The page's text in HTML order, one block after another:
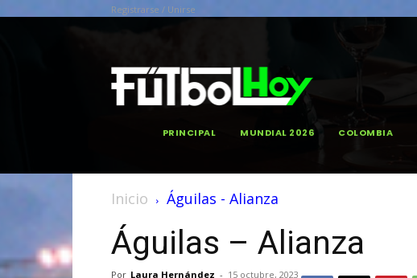
Registrarse / Unirse
PRINCIPAL MUNDIAL 2026 COLOMBIA
Inicio Águilas - Alianza
Águilas – Alianza
Por Laura Hernández - 15 octubre, 2023